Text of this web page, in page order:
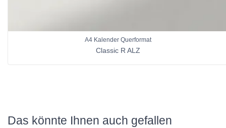
A4 Kalender Querformat
Classic R ALZ
Das könnte Ihnen auch gefallen